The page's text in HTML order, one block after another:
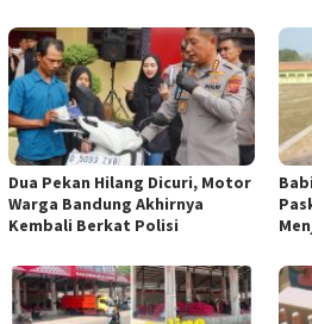
Aparat Penegak Hukum ( APH )
Jangan Sampai Diam Saja
Dua Pekan Hilang Dicuri, Motor
Warga Bandung Akhirnya
Kembali Berkat Polisi